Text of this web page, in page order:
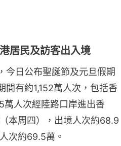
居民及訪客出入境
今日公布聖誕節及元旦假期
有約1,152萬人次，包括香
人次經陸路口岸進出香
本周四），出境人次約68.9
次約69.5萬。